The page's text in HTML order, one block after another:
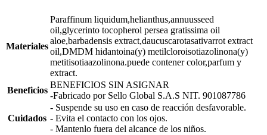
Materiales
Paraffinum liquidum,helianthus,annuusseed
oil,glycerinto tocopherol persea gratissima oil
aloe,barbadensis extract,daucuscarotasativarrot extract
oil,DMDM hidantoina(y) metilcloroisotiazolinona(y)
metitisotiaazolinona.puede contener color,parfum y
extract.
Beneficios
BENEFICIOS SIN ASIGNAR
-Fabricado por Sello Global S.A.S NIT. 901087786
Cuidados
- Suspende su uso en caso de reacción desfavorable.
- Evita el contacto con los ojos.
- Mantenlo fuera del alcance de los niños.